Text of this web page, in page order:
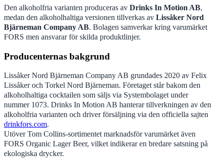
Den alkoholfria varianten produceras av Drinks In Motion AB,
medan den alkoholhaltiga versionen tillverkas av Lissåker Nord
Bjärneman Company AB. Bolagen samverkar kring varumärket
FORS men ansvarar för skilda produktlinjer.
Producenternas bakgrund
Lissåker Nord Bjärneman Company AB grundades 2020 av Felix
Lissåker och Torkel Nord Bjärneman. Företaget står bakom den
alkoholhaltiga cocktailen som säljs via Systembolaget under
nummer 1073. Drinks In Motion AB hanterar tillverkningen av den
alkoholfria varianten och driver försäljning via den officiella sajten
drinkfors.com.
Utöver Tom Collins-sortimentet marknadsför varumärket även
FORS Organic Lager Beer, vilket indikerar en bredare satsning på
ekologiska drycker.